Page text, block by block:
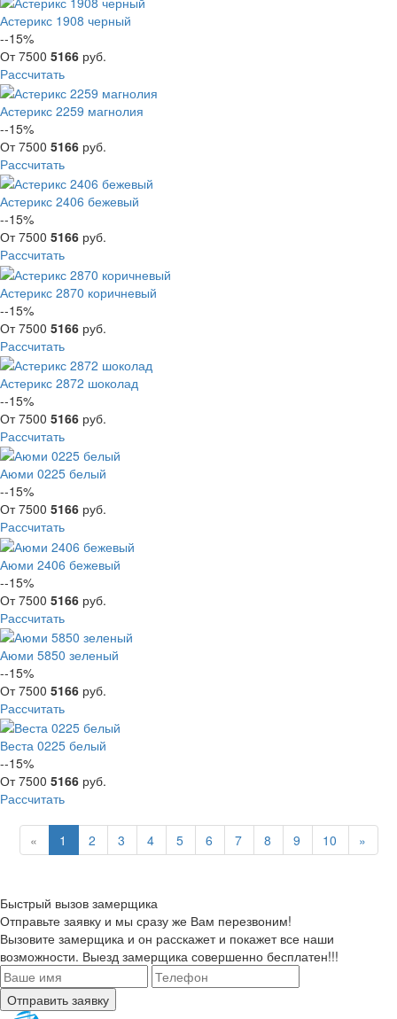
Астерикс 1908 черный
--15%
От7500 5166 руб.
Рассчитать
Астерикс 2259 магнолия
--15%
От7500 5166 руб.
Рассчитать
Астерикс 2406 бежевый
--15%
От7500 5166 руб.
Рассчитать
Астерикс 2870 коричневый
--15%
От7500 5166 руб.
Рассчитать
Астерикс 2872 шоколад
--15%
От7500 5166 руб.
Рассчитать
Аюми 0225 белый
--15%
От7500 5166 руб.
Рассчитать
Аюми 2406 бежевый
--15%
От7500 5166 руб.
Рассчитать
Аюми 5850 зеленый
--15%
От7500 5166 руб.
Рассчитать
Веста 0225 белый
--15%
От7500 5166 руб.
Рассчитать
« 1 2 3 4 5 6 7 8 9 10 »
Быстрый вызов замерщика
Отправьте заявку и мы сразу же Вам перезвоним!
Вызовите замерщика и он расскажет и покажет все наши
возможности. Выезд замерщика совершенно бесплатен!!!
Отправить заявку